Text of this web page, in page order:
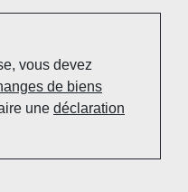
vous devez
de biens
une déclaration